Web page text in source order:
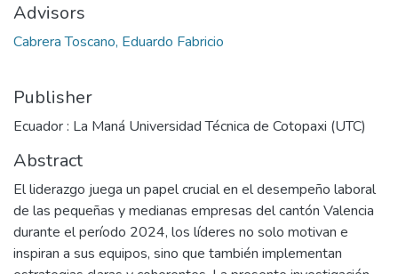
Advisors
Cabrera Toscano, Eduardo Fabricio
Publisher
Ecuador : La Maná Universidad Técnica de Cotopaxi (UTC)
Abstract
El liderazgo juega un papel crucial en el desempeño laboral
de las pequeñas y medianas empresas del cantón Valencia
durante el período 2024, los líderes no solo motivan e
inspiran a sus equipos, sino que también implementan